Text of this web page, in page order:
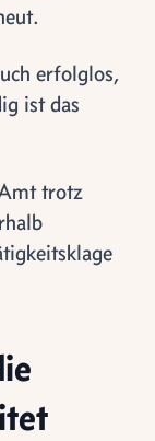
erfolglos,
ist das
trotz